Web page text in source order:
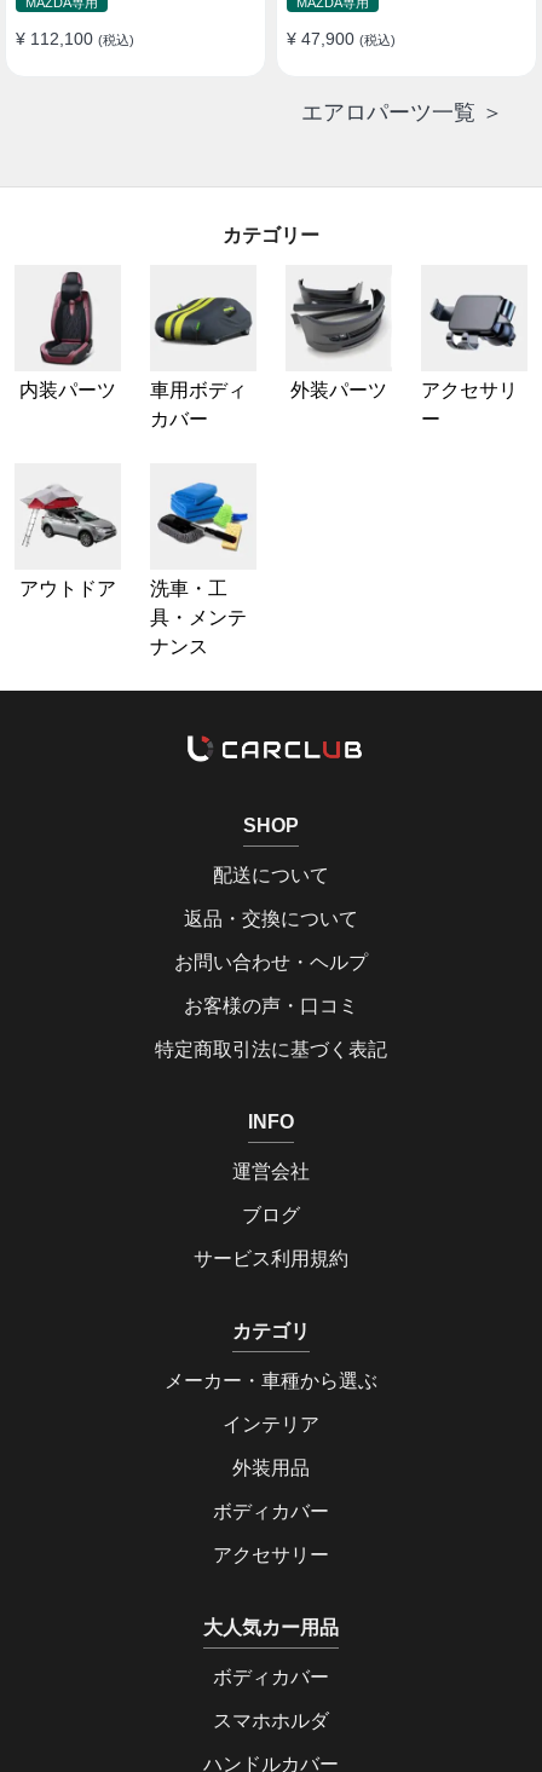
¥ 112,100 (税込) ¥ 47,900 (税込)
エアロパーツ一覧 ＞
カテゴリー
内装パーツ
車用ボディ
カバー
外装パーツ
アクセサリ
ー
アウトドア
洗車・工
具・メンテ
ナンス
SHOP
配送について
返品・交換について
お問い合わせ・ヘルプ
お客様の声・口コミ
特定商取引法に基づく表記
INFO
運営会社
ブログ
サービス利用規約
カテゴリ
メーカー・車種から選ぶ
インテリア
外装用品
ボディカバー
アクセサリー
大人気カー用品
ボディカバー
スマホホルダ
ハンドルカバー